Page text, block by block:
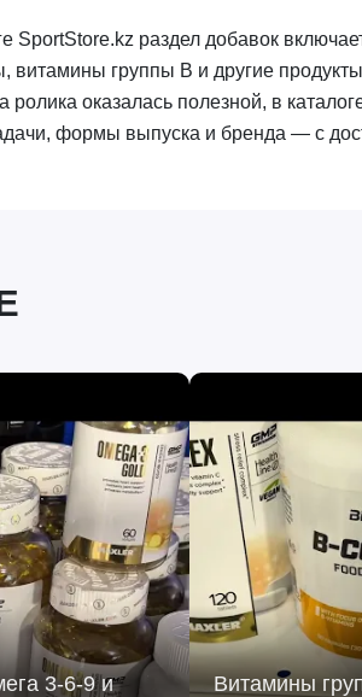
SportStore.kz раздел добавок
витамины группы B и другие
ролика оказалась полезной, в
формы выпуска и бренда — с
3-6-9 и
Витамины